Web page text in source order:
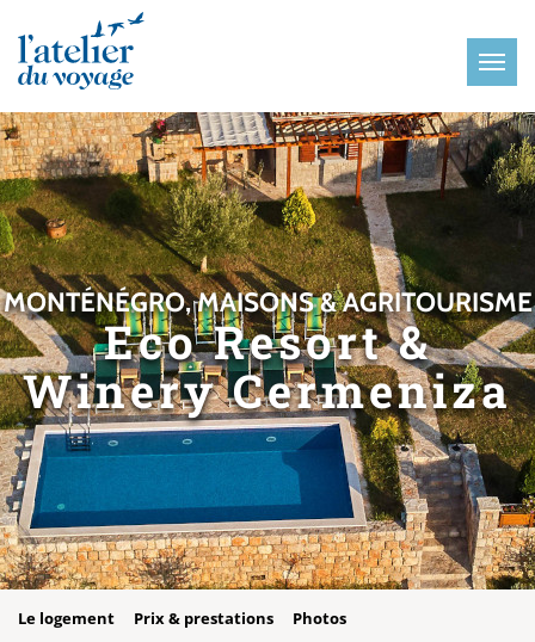
MONTÉNÉGRO, MAISONS & AGRITOURISME
Eco Resort &
Winery Cermeniza
Le logement Prix & prestations Photos
Panneau de gestion des cookies